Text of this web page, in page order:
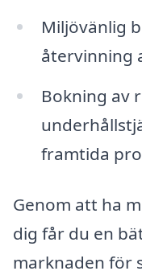
Miljövänlig
återvinning
Bokning av
framtida
Genom att ha
dig får du en
marknaden för